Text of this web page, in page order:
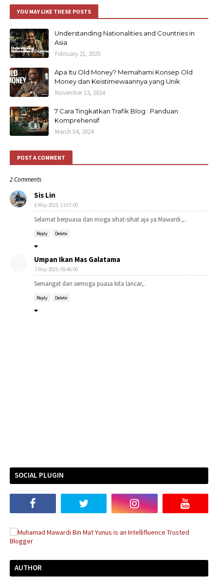
YOU MAY LIKE THESE POSTS
Understanding Nationalities and Countries in
Asia
February 21, 2025
Apa Itu Old Money? Memahami Konsep Old
Money dan Keistimewaannya yang Unik
November 13, 2024
7 Cara Tingkatkan Trafik Blog : Panduan
Komprehensif
March 04, 2024
POST A COMMENT
2 Comments
Sis Lin
6 May 2019, 13:07:00
Selamat berpuasa dan moga sihat-sihat aja ya Mawardi ,..
Reply Delete
Umpan Ikan Mas Galatama
7 May 2019, 09:46:00
Semangat dan semoga puasa kita lancar,.
Reply Delete
SOCIAL PLUGIN
AUTHOR